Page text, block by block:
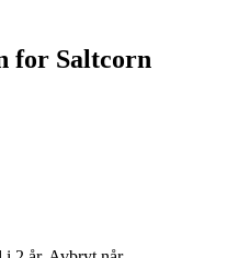
for Saltcorn